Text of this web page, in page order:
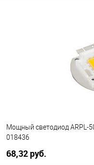
Мощный светодиод ARPL-
018436
68,32 pуб.